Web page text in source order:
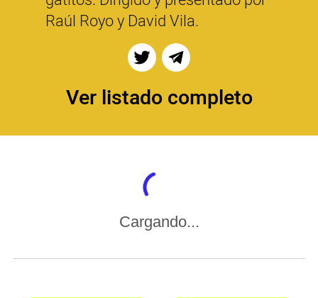
Raúl Royo y David Vila.
Ver listado completo
Cargando...